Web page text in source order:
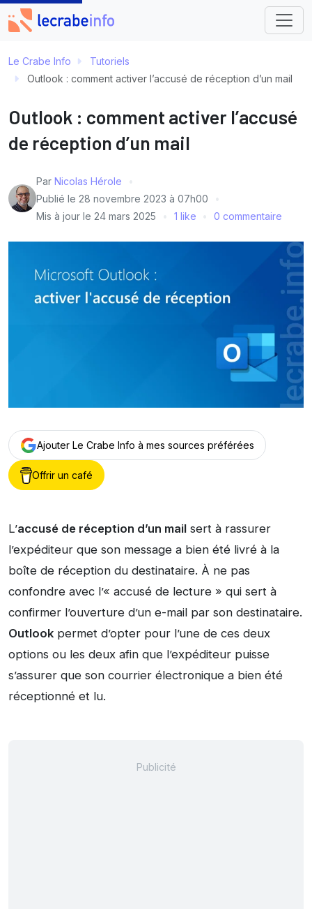
Le Crabe Info
Tutoriels
Outlook : comment activer l’accusé de réception d’un mail
Outlook : comment activer l’accusé
de réception d’un mail
Par Nicolas Hérole
Publié le 28 novembre 2023 à 07h00
Mis à jour le 24 mars 2025 1 like 0 commentaire
Ajouter Le Crabe Info à mes sources préférées
Offrir un café
L’accusé de réception d’un mail sert à rassurer
l’expéditeur que son message a bien été livré à la
boîte de réception du destinataire. À ne pas
confondre avec l’« accusé de lecture » qui sert à
confirmer l’ouverture d’un e-mail par son destinataire.
Outlook permet d’opter pour l’une de ces deux
options ou les deux afin que l’expéditeur puisse
s’assurer que son courrier électronique a bien été
réceptionné et lu.